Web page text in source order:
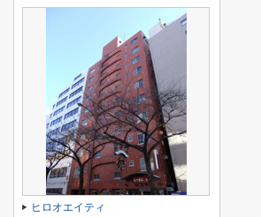
ヒロオエイティ